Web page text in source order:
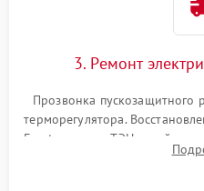
3. Ремонт
Прозвонка пускозащитного
терморегулятора.
Frost, включая ТЭН оттайки и
платы управления